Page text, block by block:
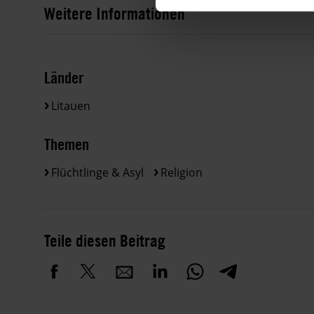
Weitere Informationen
Länder
Litauen
Themen
Flüchtlinge & Asyl Religion
Teile diesen Beitrag